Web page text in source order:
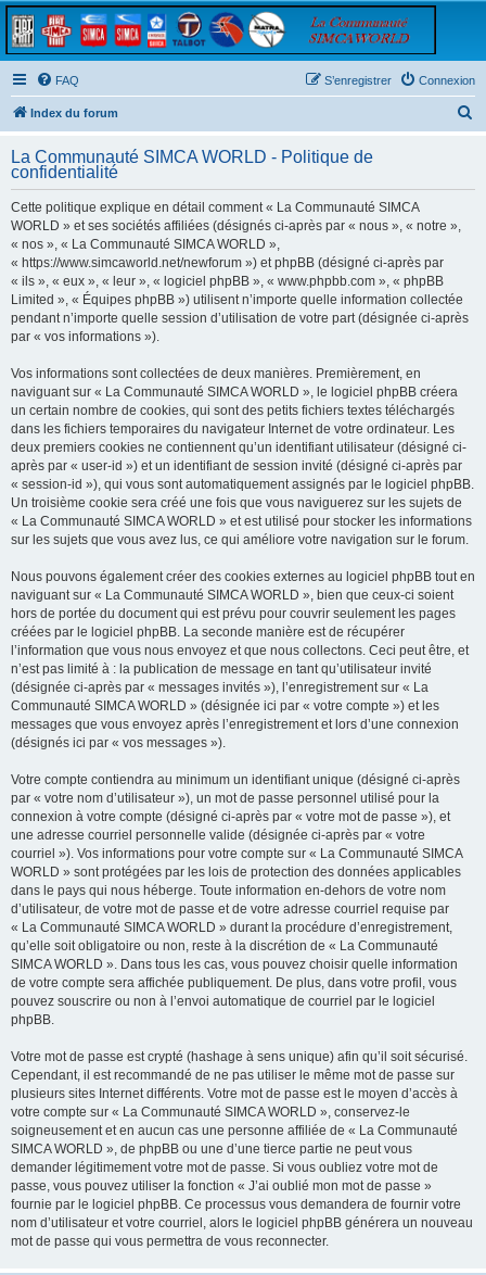
FAQ Connexion
S’enregistrer
Index du forum
h
La Communauté SIMCA WORLD - Politique de
confidentialité
Cette politique explique en détail comment « La Communauté SIMCA
WORLD » et ses sociétés affiliées (désignés ci-après par « nous », « notre »,
« nos », « La Communauté SIMCA WORLD »,
« https://www.simcaworld.net/newforum ») et phpBB (désigné ci-après par
« ils », « eux », « leur », « logiciel phpBB », « www.phpbb.com », « phpBB
Limited », « Équipes phpBB ») utilisent n’importe quelle information collectée
pendant n’importe quelle session d’utilisation de votre part (désignée ci-après
par « vos informations »).
Vos informations sont collectées de deux manières. Premièrement, en
naviguant sur « La Communauté SIMCA WORLD », le logiciel phpBB créera
un certain nombre de cookies, qui sont des petits fichiers textes téléchargés
dans les fichiers temporaires du navigateur Internet de votre ordinateur. Les
deux premiers cookies ne contiennent qu’un identifiant utilisateur (désigné ci-
après par « user-id ») et un identifiant de session invité (désigné ci-après par
« session-id »), qui vous sont automatiquement assignés par le logiciel phpBB.
Un troisième cookie sera créé une fois que vous naviguerez sur les sujets de
« La Communauté SIMCA WORLD » et est utilisé pour stocker les informations
sur les sujets que vous avez lus, ce qui améliore votre navigation sur le forum.
Nous pouvons également créer des cookies externes au logiciel phpBB tout en
naviguant sur « La Communauté SIMCA WORLD », bien que ceux-ci soient
hors de portée du document qui est prévu pour couvrir seulement les pages
créées par le logiciel phpBB. La seconde manière est de récupérer
l’information que vous nous envoyez et que nous collectons. Ceci peut être, et
n’est pas limité à : la publication de message en tant qu’utilisateur invité
(désignée ci-après par « messages invités »), l’enregistrement sur « La
Communauté SIMCA WORLD » (désignée ici par « votre compte ») et les
messages que vous envoyez après l’enregistrement et lors d’une connexion
(désignés ici par « vos messages »).
Votre compte contiendra au minimum un identifiant unique (désigné ci-après
par « votre nom d’utilisateur »), un mot de passe personnel utilisé pour la
connexion à votre compte (désigné ci-après par « votre mot de passe »), et
une adresse courriel personnelle valide (désignée ci-après par « votre
courriel »). Vos informations pour votre compte sur « La Communauté SIMCA
WORLD » sont protégées par les lois de protection des données applicables
dans le pays qui nous héberge. Toute information en-dehors de votre nom
d’utilisateur, de votre mot de passe et de votre adresse courriel requise par
« La Communauté SIMCA WORLD » durant la procédure d’enregistrement,
qu’elle soit obligatoire ou non, reste à la discrétion de « La Communauté
SIMCA WORLD ». Dans tous les cas, vous pouvez choisir quelle information
de votre compte sera affichée publiquement. De plus, dans votre profil, vous
pouvez souscrire ou non à l’envoi automatique de courriel par le logiciel
phpBB.
Votre mot de passe est crypté (hashage à sens unique) afin qu’il soit sécurisé.
Cependant, il est recommandé de ne pas utiliser le même mot de passe sur
plusieurs sites Internet différents. Votre mot de passe est le moyen d’accès à
votre compte sur « La Communauté SIMCA WORLD », conservez-le
soigneusement et en aucun cas une personne affiliée de « La Communauté
SIMCA WORLD », de phpBB ou une d’une tierce partie ne peut vous
demander légitimement votre mot de passe. Si vous oubliez votre mot de
passe, vous pouvez utiliser la fonction « J’ai oublié mon mot de passe »
fournie par le logiciel phpBB. Ce processus vous demandera de fournir votre
nom d’utilisateur et votre courriel, alors le logiciel phpBB générera un nouveau
mot de passe qui vous permettra de vous reconnecter.